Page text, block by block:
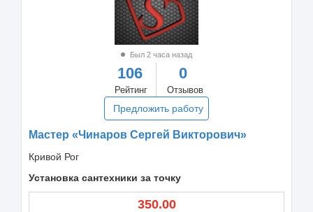
Был 2 часа назад
106
Рейтинг
0
Отзывов
Предложить работу
Мастер «Чинаров Сергей Викторович»
Кривой Рог
Установка сантехники за точку
350.00